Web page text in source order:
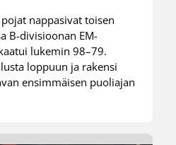
nappasivat toisen
B-divisioonan EM-
lukemin 98–79.
loppuun ja rakensi
ensimmäisen puoliajan